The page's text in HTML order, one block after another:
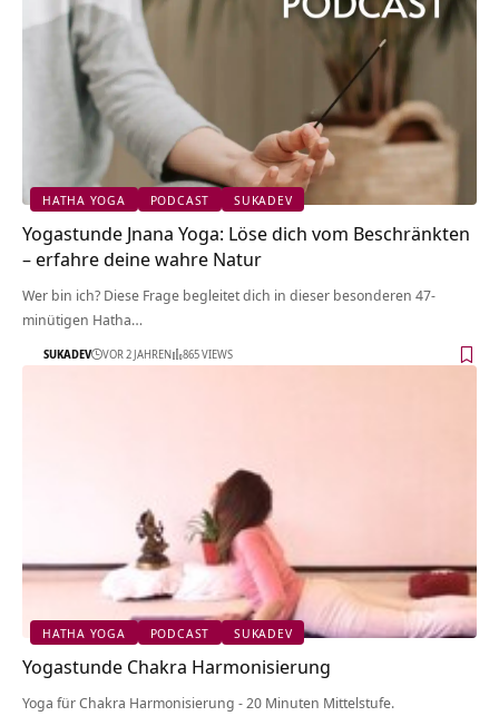
HATHA YOGA PODCAST SUKADEV
Yogastunde Jnana Yoga: Löse dich vom Beschränkten
– erfahre deine wahre Natur
Wer bin ich? Diese Frage begleitet dich in dieser besonderen 47-
minütigen Hatha…
SUKADEV VOR 2 JAHREN 865 VIEWS
HATHA YOGA PODCAST SUKADEV
Yogastunde Chakra Harmonisierung
Yoga für Chakra Harmonisierung - 20 Minuten Mittelstufe.